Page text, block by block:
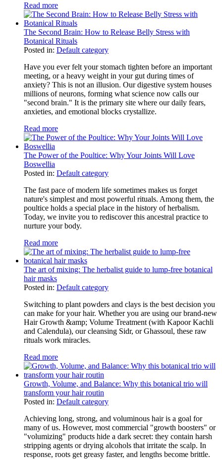
Read more
The Second Brain: How to Release Belly Stress with
Botanical Rituals
Posted in: Default category
Have you ever felt your stomach tighten before an important
meeting, or a heavy weight in your gut during times of
anxiety? This is not an illusion. Our digestive system houses
millions of neurons, forming what science now calls our
"second brain." It is the primary site where our daily fears,
anxieties, and emotional blocks crystallize.
Read more
The Power of the Poultice: Why Your Joints Will Love
Boswellia
Posted in: Default category
The fast pace of modern life sometimes makes us forget
nature's simplest and most powerful rituals. Among them, the
poultice holds a special place in the history of herbalism.
Today, we invite you to rediscover this ancestral practice to
nurture your body.
Read more
The art of mixing: The herbalist guide to lump-free botanical
hair masks
Posted in: Default category
Switching to plant powders and clays is the best decision you
can make for your hair. Whether you are using our brand-new
Hair Growth &amp; Volume Treatment (with Kapoor Kachli
and Calendula), our cleansing Sidr, or Ghassoul, these raw
rituals work miracles.
Read more
Growth, Volume, and Balance: Why this botanical trio will
transform your hair routin
Posted in: Default category
Achieving long, strong, and voluminous hair is a goal for
many of us. However, most commercial "growth boosters" or
"volumizing" products hide a dark secret: they contain harsh
stripping agents or drying alcohols that irritate the scalp. In
response, roots get greasy faster, and lengths become brittle.